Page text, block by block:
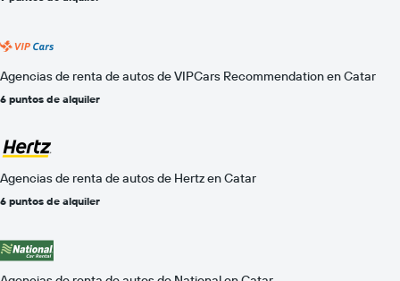
Agencias de renta de autos de VIPCars Recommendation en Catar
6 puntos de alquiler
Agencias de renta de autos de Hertz en Catar
6 puntos de alquiler